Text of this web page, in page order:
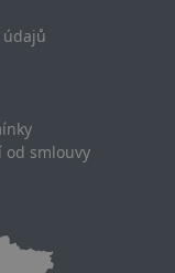
údajů
smlouvy